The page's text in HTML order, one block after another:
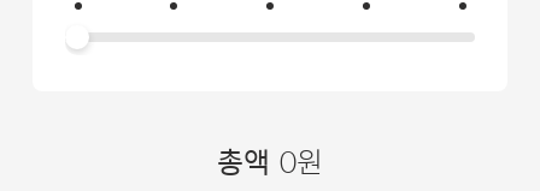
총액 0원